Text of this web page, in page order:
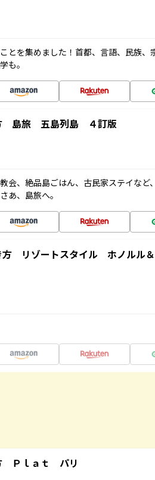
とを集めました！首都、言語、民族、
も。
島旅 五島列島 ４訂版
会、絶品島ごはん、古民家ステイなど
あ、島旅へ。
リゾートスタイル ホノルル
Ｐｌａｔ パリ